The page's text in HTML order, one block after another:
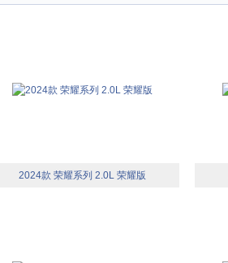
2024款 荣耀系列 2.0L 荣耀版